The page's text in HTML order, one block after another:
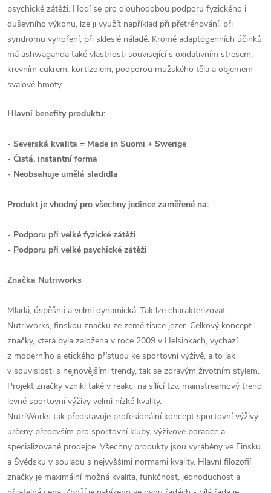
psychické zátěži. Hodí se pro dlouhodobou podporu fyzického i
duševního výkonu, lze ji využít například při přetrénování, při
syndromu vyhoření, při skleslé náladě. Kromě adaptogenních účinků
má ashwaganda také vlastnosti související s oxidativním stresem,
krevním cukrem, kortizolem, podporou mužského těla a objemem
svalové hmoty.
Hlavní benefity produktu:
- Severská kvalita = Made in Suomi + Swerige
- Čistá, instantní forma
- Neobsahuje umělá sladidla
Produkt je vhodný pro všechny jedince zaměřené na:
- Podporu při velké fyzické zátěži
- Podporu při velké psychické zátěži
Značka Nutriworks
Mladá, úspěšná a velmi dynamická. Tak lze charakterizovat
Nutriworks, finskou značku ze země tisíce jezer. Celkový koncept
značky, která byla založena v roce 2009 v Helsinkách, vychází
z moderního a etického přístupu ke sportovní výživě, a to jak
v souvislosti s nejnovějšími trendy, tak se zdravým životním stylem.
Projekt značky vznikl také v reakci na sílící tzv. mainstreamový trend
levné sportovní výživy velmi nízké kvality.
NutriWorks tak představuje profesionální koncept sportovní výživy
určený především pro sportovní kluby, výživové poradce a
specializované prodejce. Všechny produkty jsou vyráběny ve Finsku
a Švédsku v souladu s nejvyššími normami kvality. Hlavní filozofií
značky je maximální možná kvalita, funkčnost, jednoduchost a